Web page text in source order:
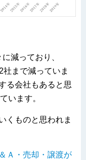
減っており、
まで減っていま
る会社もあると思
います。
くものと思われま
Ａ・売却・譲渡が